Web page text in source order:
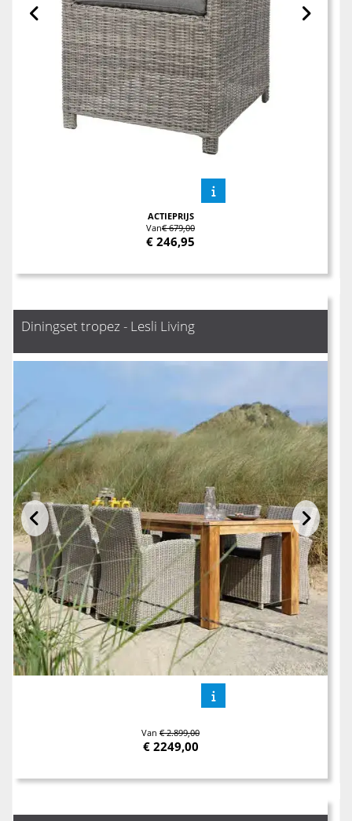
ACTIEPRIJS
Van€ 679,00
€ 246,95
Diningset tropez - Lesli Living
Van € 2.899,00
€ 2249,00